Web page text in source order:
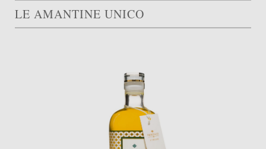
LE AMANTINE UNICO